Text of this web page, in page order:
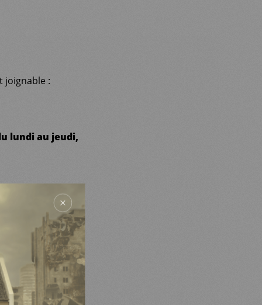
joignable :
lundi au jeudi,
données